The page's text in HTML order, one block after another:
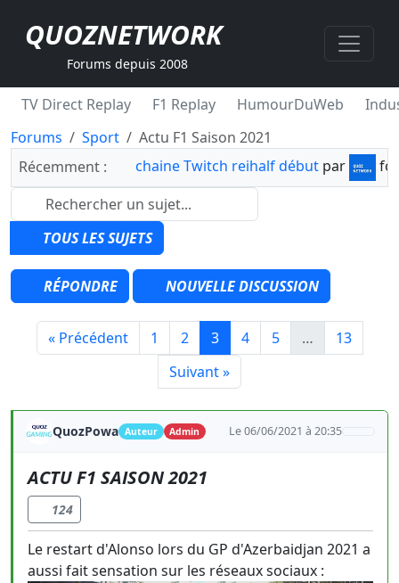
QUOZNETWORK
Forums depuis 2008
TV Direct Replay F1 Replay HumourDuWeb
Forums
Sport
Actu F1 Saison 2021
Récemment :
chaine Twitch reihalf début par
TOUS LES SUJETS
RÉPONDRE NOUVELLE DISCUSSION
« Précédent 1 2 3 4 5 …
13
Suivant »
QuozPowa Auteur Admin Le 06/06/2021 à 20:35
ACTU F1 SAISON 2021
124
Le restart d'Alonso lors du GP d'Azerbaidjan 2021 a
aussi fait sensation sur les réseaux sociaux :